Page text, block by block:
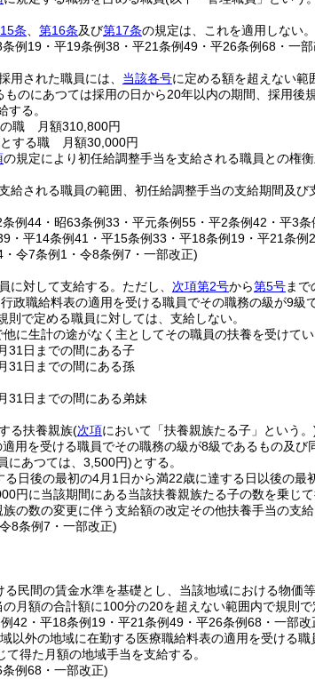
条 第16条及び第17条の規定は、これを適用しない。
例19・平19条例38・平21条例49・平26条例68・一
用された職員には、 当該各号に定める額を超えない範
ものにあつては採用の日から20年以内の期間、採用
る。
の職 月額310,800円
する職 月額30,000円
の規定により初任給調整手当を支給される職員との権
給される職員の範囲、初任給調整手当の支給期間及
例44・昭63条例33・平元条例55・平2条例42・平3
・平14条例41・平15条例33・平18条例19・平21条
令7条例1・令8条例7・一部改正)
に対して支給する。 ただし、 次項第2号から第5号ま
政職給料表の適用を受ける職員でその職務の級が9
で定める職員に対しては、支給しない。
に生計の途がなく主としてその職員の扶養を受けてい
31日までの間にある子
31日までの間にある孫
31日までの間にある弟妹
る扶養親族(次項において「扶養親族たる子」という。
用を受ける職員でその職務の級が8級であるもの及
にあつては、3,500円)とする。
日後の最初の4月1日から満22歳に達する日以後の
円に当該期間にある当該扶養親族たる子の数を乗じ
の数の変更に伴う支給額の改定その他扶養手当の支
8条例7・一部改正)
民間の賃金水準を基礎とし、当該地域における物価
月額の合計額に100分の20を超えない範囲内で規則で
42・平18条例19・平21条例49・平26条例68・一部改
以外の地域に在勤する医療職給料表の適用を受ける職
得た月額の地域手当を支給する。
例68・一部改正)